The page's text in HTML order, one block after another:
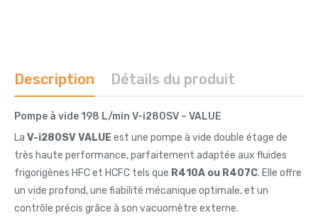
Description Détails du produit
Pompe à vide 198 L/min V-i280SV – VALUE
La V-i280SV VALUE est une pompe à vide double étage de
très haute performance, parfaitement adaptée aux fluides
frigorigènes HFC et HCFC tels que R410A ou R407C. Elle offre
un vide profond, une fiabilité mécanique optimale, et un
contrôle précis grâce à son vacuomètre externe.